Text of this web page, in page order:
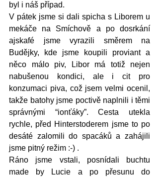
byl i náš případ.
V pátek jsme si dali spicha s Liborem u
mekáče na Smíchově a po dosrkání
ajskafé jsme vyrazili směrem na
Budějky, kde jsme koupili proviant a
něco málo piv, Libor má totiž nejen
nabušenou kondici, ale i cit pro
konzumaci piva, což jsem velmi ocenil,
takže batohy jsme poctivě naplnili i těmi
správnými “ionťáky”. Cesta utekla
rychle, před Hinterstoderem jsme to po
desáté zalomili do spacáků a zahájili
jsme pitný režim :-) .
Ráno jsme vstali, posnídali buchtu
made by Lucie a po přesunu do